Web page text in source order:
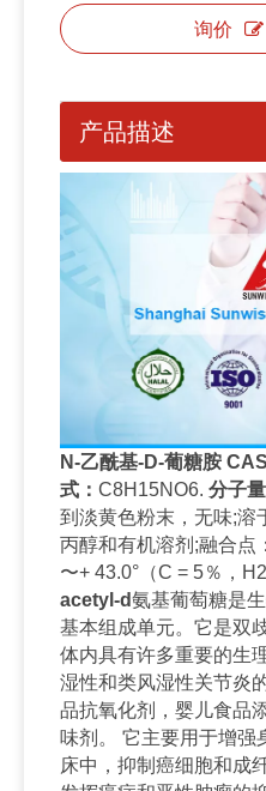
询价
产品描述
N-乙酰基-D-葡糖胺
式： C8H15NO6. 分子量
到淡黄色粉末，无味;溶
丙醇和有机溶剂;融合点
〜+ 43.0°（C = 5％，
acetyl-d氨基葡萄糖是
基本组成单元。它是双
体内具有许多重要的生
湿性和类风湿性关节炎
品抗氧化剂，婴儿食品
味剂。 它主要用于增强
床中，抑制癌细胞和成